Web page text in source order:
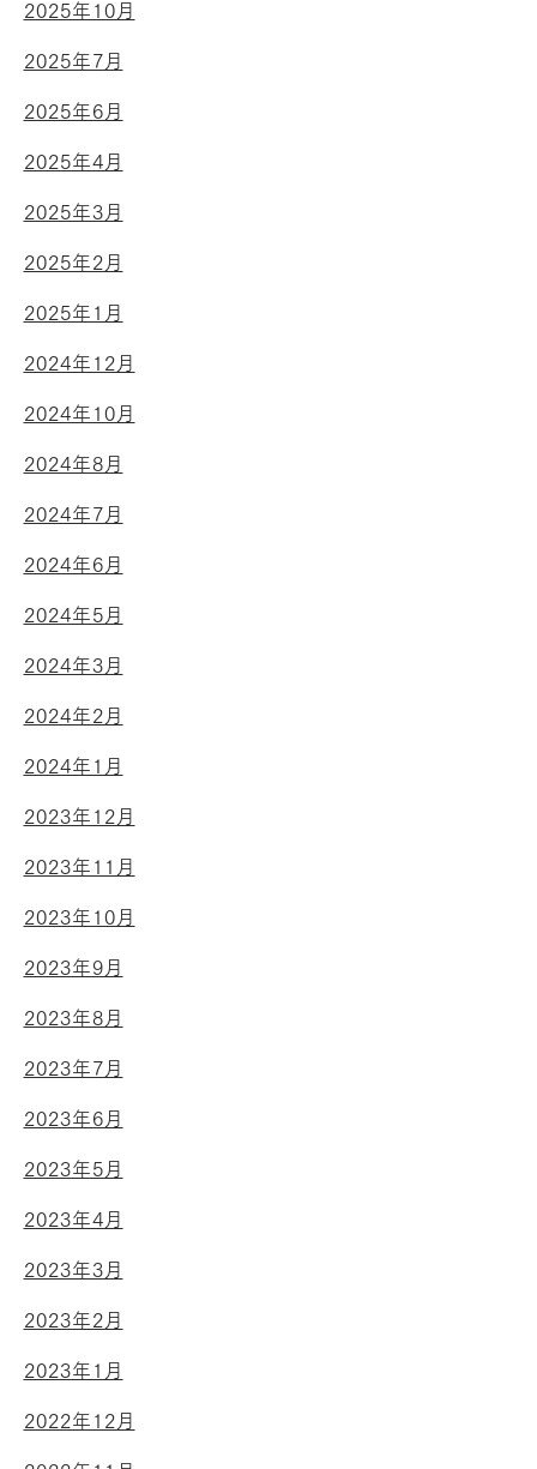
2025年10月
2025年7月
2025年6月
2025年4月
2025年3月
2025年2月
2025年1月
2024年12月
2024年10月
2024年8月
2024年7月
2024年6月
2024年5月
2024年3月
2024年2月
2024年1月
2023年12月
2023年11月
2023年10月
2023年9月
2023年8月
2023年7月
2023年6月
2023年5月
2023年4月
2023年3月
2023年2月
2023年1月
2022年12月